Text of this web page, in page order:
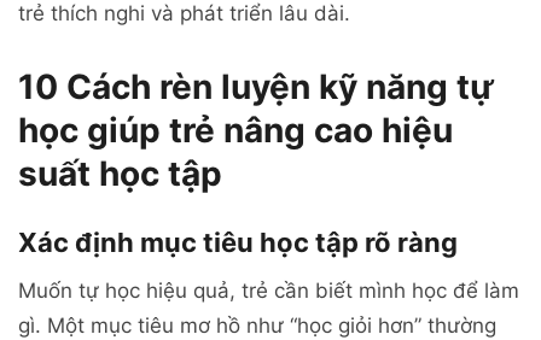
trẻ thích nghi và phát triển lâu dài.
10 Cách rèn luyện kỹ năng tự
học giúp trẻ nâng cao hiệu
suất học tập
Xác định mục tiêu học tập rõ ràng
Muốn tự học hiệu quả, trẻ cần biết mình học để làm
gì. Một mục tiêu mơ hồ như “học giỏi hơn” thường